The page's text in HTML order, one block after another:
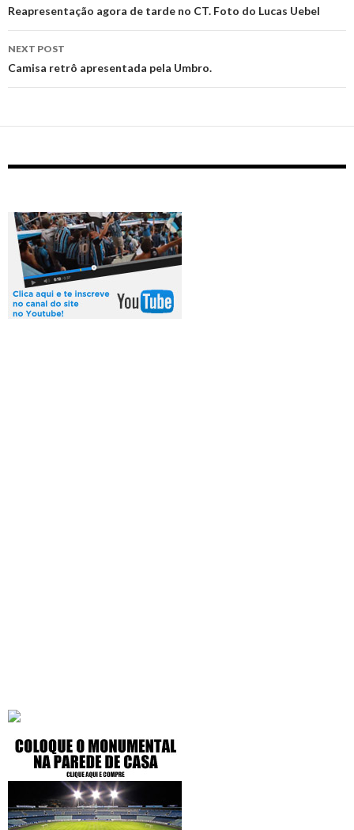
navigation
Reapresentação agora de tarde no CT. Foto do Lucas Uebel
NEXT POST
Camisa retrô apresentada pela Umbro.